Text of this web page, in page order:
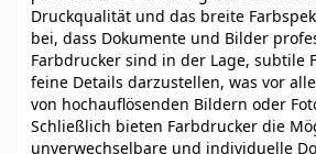
Druckqualität und das breite
bei, dass Dokumente und Bilder
Farbdrucker sind in der Lage, subtile
feine Details darzustellen, was vor
von hochauflösenden Bildern oder
Schließlich bieten Farbdrucker die
unverwechselbare und individuelle